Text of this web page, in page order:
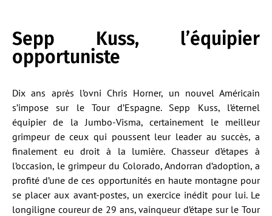
Sepp Kuss, l’équipier
opportuniste
Dix ans après l’ovni Chris Horner, un nouvel Américain
s’impose sur le Tour d’Espagne. Sepp Kuss, l’éternel
équipier de la Jumbo-Visma, certainement le meilleur
grimpeur de ceux qui poussent leur leader au succès, a
finalement eu droit à la lumière. Chasseur d’étapes à
l’occasion, le grimpeur du Colorado, Andorran d’adoption, a
profité d’une de ces opportunités en haute montagne pour
se placer aux avant-postes, un exercice inédit pour lui. Le
longiligne coureur de 29 ans, vainqueur d’étape sur le Tour